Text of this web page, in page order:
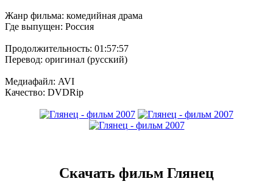
Жанр фильма: комедийная драма
Где выпущен: Россия
Продолжительность: 01:57:57
Перевод: оригинал (русский)
Медиафайл: AVI
Качество: DVDRip
Скачать фильм Глянец